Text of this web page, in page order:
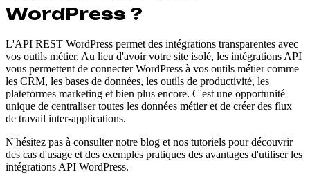
WordPress ?
L'API REST WordPress permet des intégrations transparentes avec
vos outils métier. Au lieu d'avoir votre site isolé, les intégrations API
vous permettent de connecter WordPress à vos outils métier comme
les CRM, les bases de données, les outils de productivité, les
plateformes marketing et bien plus encore. C'est une opportunité
unique de centraliser toutes les données métier et de créer des flux
de travail inter-applications.
N'hésitez pas à consulter notre blog et nos tutoriels pour découvrir
des cas d'usage et des exemples pratiques des avantages d'utiliser les
intégrations API WordPress.